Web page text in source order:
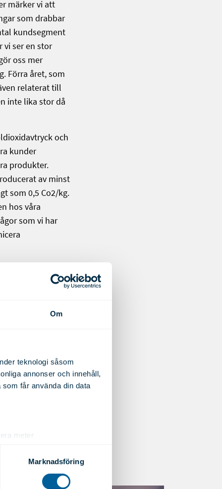
Om
teknologi såsom
annonser och innehåll,
får använda din data
meter
. Du kan ändra
Marknadsföring
märker vi att
som drabbar
kundsegment
vi ser en stor
oss mer
Förra året, som
relaterat till
inte lika stor då
och
kunder
produkter.
av minst
som 0,5 Co2/kg.
hos våra
som vi har
nya kunder